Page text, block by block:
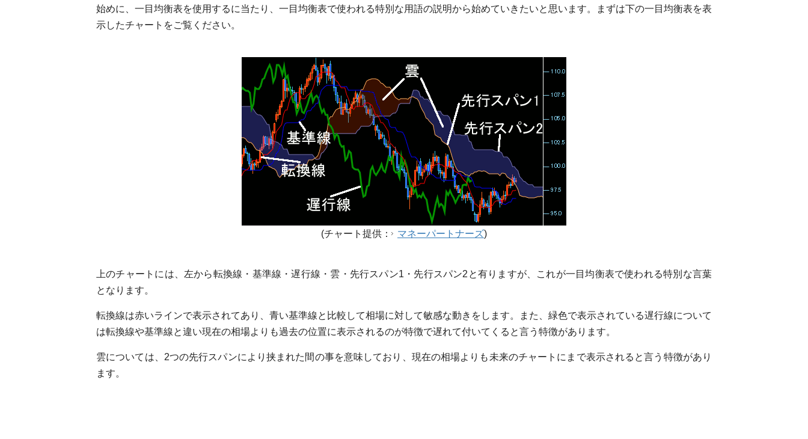
始めに、一目均衡表を使用するに当たり、一目均衡表で使われる特別な用語の説明から始めていきたいと思います。まずは下の一目均衡表を表
示したチャートをご覧ください。
(チャート提供： マネーパートナーズ)
上のチャートには、左から転換線・基準線・遅行線・雲・先行スパン1・先行スパン2と有りますが、これが一目均衡表で使われる特別な言葉
となります。
転換線は赤いラインで表示されてあり、青い基準線と比較して相場に対して敏感な動きをします。また、緑色で表示されている遅行線について
は転換線や基準線と違い現在の相場よりも過去の位置に表示されるのが特徴で遅れて付いてくると言う特徴があります。
雲については、2つの先行スパンにより挟まれた間の事を意味しており、現在の相場よりも未来のチャートにまで表示されると言う特徴があり
ます。